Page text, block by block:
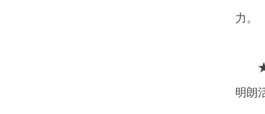
力。
★
明朗